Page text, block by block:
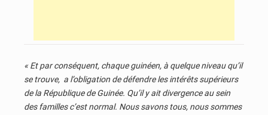
« Et par conséquent, chaque guinéen, à quelque niveau qu’il
se trouve, a l’obligation de défendre les intérêts supérieurs
de la République de Guinée. Qu’il y ait divergence au sein
des familles c’est normal. Nous savons tous, nous sommes